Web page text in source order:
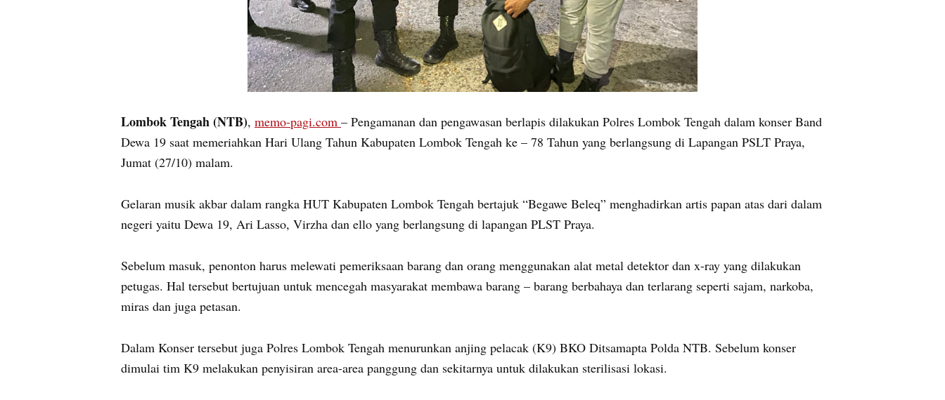
Lombok Tengah (NTB), memo-pagi.com – Pengamanan dan pengawasan berlapis dilakukan Polres Lombok Tengah dalam konser Band
Dewa 19 saat memeriahkan Hari Ulang Tahun Kabupaten Lombok Tengah ke – 78 Tahun yang berlangsung di Lapangan PSLT Praya,
Jumat (27/10) malam.
Gelaran musik akbar dalam rangka HUT Kabupaten Lombok Tengah bertajuk “Begawe Beleq” menghadirkan artis papan atas dari dalam
negeri yaitu Dewa 19, Ari Lasso, Virzha dan ello yang berlangsung di lapangan PLST Praya.
Sebelum masuk, penonton harus melewati pemeriksaan barang dan orang menggunakan alat metal detektor dan x-ray yang dilakukan
petugas. Hal tersebut bertujuan untuk mencegah masyarakat membawa barang – barang berbahaya dan terlarang seperti sajam, narkoba,
miras dan juga petasan.
Dalam Konser tersebut juga Polres Lombok Tengah menurunkan anjing pelacak (K9) BKO Ditsamapta Polda NTB. Sebelum konser
dimulai tim K9 melakukan penyisiran area-area panggung dan sekitarnya untuk dilakukan sterilisasi lokasi.